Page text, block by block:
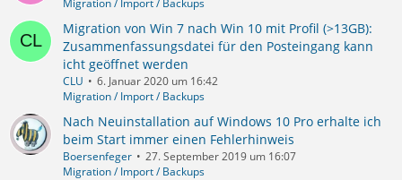
Migration von Win 7 nach Win 10 mit Profil (>13GB):
Zusammenfassungsdatei für den Posteingang kann
icht geöffnet werden
CLU
6. Januar 2020 um 16:42
Migration / Import / Backups
Nach Neuinstallation auf Windows 10 Pro erhalte ich
beim Start immer einen Fehlerhinweis
Boersenfeger
27. September 2019 um 16:07
Migration / Import / Backups